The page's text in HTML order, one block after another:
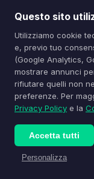
Questo sito
Utilizziamo cookie
e, previo tuo
(Google Analytics,
mostrare annunci
rifiutare quelli non
preferenze. Per
Privacy Policy e la
Accetta tutti
Personalizza
Le immagini
cronaca ai
© 2026